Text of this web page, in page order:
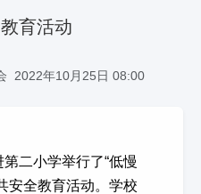
育活动
2022年10月25日 08:00
二小学举行了“低慢
安全教育活动。学校